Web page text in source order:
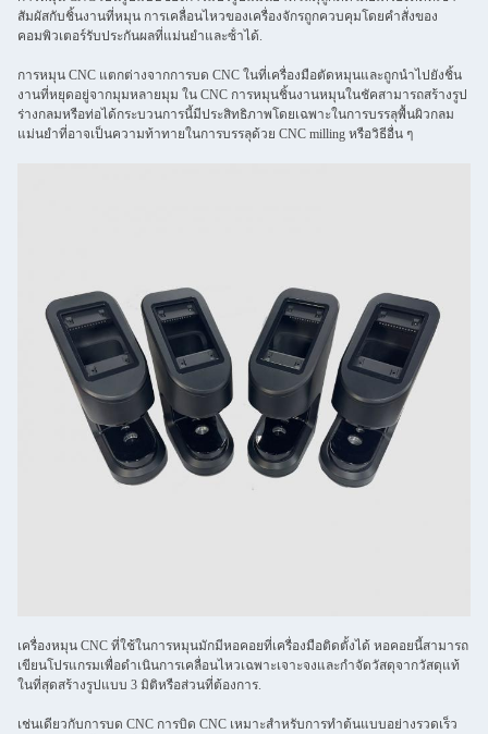
สัมผัสกับชิ้นงานที่หมุน การเคลื่อนไหวของเครื่องจักรถูกควบคุมโดยคําสั่งของ
คอมพิวเตอร์รับประกันผลที่แม่นยําและซ้ําได้.
การหมุน CNC แตกต่างจากการบด CNC ในที่เครื่องมือตัดหมุนและถูกนําไปยังชิ้น
งานที่หยุดอยู่จากมุมหลายมุม ใน CNC การหมุนชิ้นงานหมุนในชัคสามารถสร้างรูป
ร่างกลมหรือท่อได้กระบวนการนี้มีประสิทธิภาพโดยเฉพาะในการบรรลุพื้นผิวกลม
แม่นยําที่อาจเป็นความท้าทายในการบรรลุด้วย CNC milling หรือวิธีอื่น ๆ
เครื่องหมุน CNC ที่ใช้ในการหมุนมักมีหอคอยที่เครื่องมือติดตั้งได้ หอคอยนี้สามารถ
เขียนโปรแกรมเพื่อดําเนินการเคลื่อนไหวเฉพาะเจาะจงและกําจัดวัสดุจากวัสดุแท้
ในที่สุดสร้างรูปแบบ 3 มิติหรือส่วนที่ต้องการ.
เช่นเดียวกับการบด CNC การบิด CNC เหมาะสําหรับการทําต้นแบบอย่างรวดเร็ว